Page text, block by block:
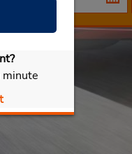
minute